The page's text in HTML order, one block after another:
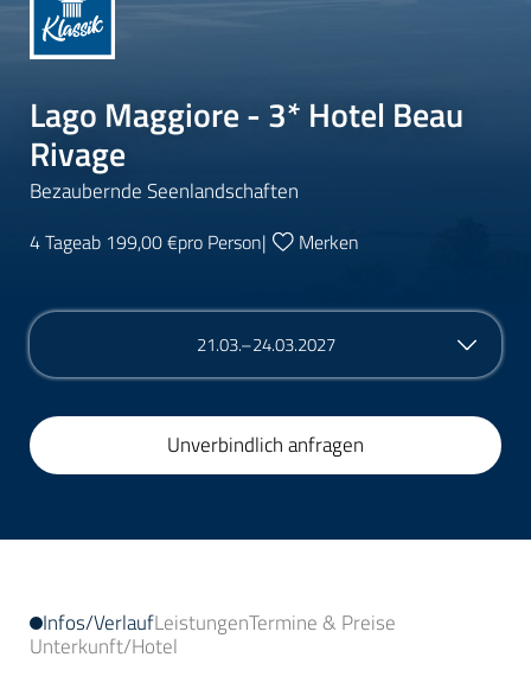
Lago Maggiore - 3* Hotel Beau
Rivage
Bezaubernde Seenlandschaften
4 Tageab 199,00 €pro Person| Merken
21.03.–24.03.2027
Unverbindlich anfragen
Infos/VerlaufLeistungenTermine & Preise
Unterkunft/Hotel